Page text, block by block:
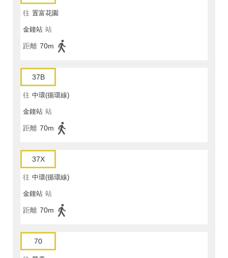
往 置富花園
金鐘站 站
距離 70m
37B
往 中環(循環線)
金鐘站 站
距離 70m
37X
往 中環(循環線)
金鐘站 站
距離 70m
70